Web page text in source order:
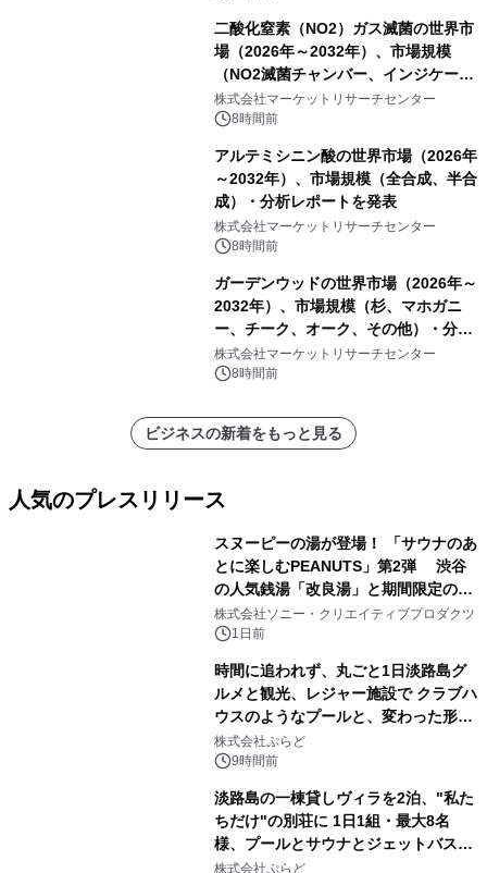
二酸化窒素（NO2）ガス滅菌の世界市
場（2026年～2032年）、市場規模
（NO2滅菌チャンバー、インジケータ
ーおよびモニタリングシステム、その
他）・分析レポートを発表
株式会社マーケットリサーチセンター
8時間前
アルテミシニン酸の世界市場（2026年
～2032年）、市場規模（全合成、半合
成）・分析レポートを発表
株式会社マーケットリサーチセンター
8時間前
ガーデンウッドの世界市場（2026年～
2032年）、市場規模（杉、マホガニ
ー、チーク、オーク、その他）・分析
レポートを発表
株式会社マーケットリサーチセンター
8時間前
ビジネスの新着をもっと見る
人気のプレスリリース
スヌーピーの湯が登場！ 「サウナのあ
とに楽しむPEANUTS」第2弾 渋谷
の人気銭湯「改良湯」と期間限定のコ
ラボレーション サウナイキタイコラ
ボグッズも発売決定！
株式会社ソニー・クリエイティブプロダクツ
1日前
時間に追われず、丸ごと1日淡路島グ
ルメと観光、レジャー施設で クラブハ
ウスのようなプールと、変わった形の
サウナも 「THE BOXY AWAJI」のお
得な素泊まり連泊プランで
株式会社ぷらど
9時間前
淡路島の一棟貸しヴィラを2泊、"私た
ちだけ"の別荘に 1日1組・最大8名
様、プールとサウナとジェットバス付
きで Villa Mon Temps AWAJIの連泊
株式会社ぷらど